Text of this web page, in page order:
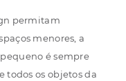
permitam
menores, a
é sempre
todos os objetos da